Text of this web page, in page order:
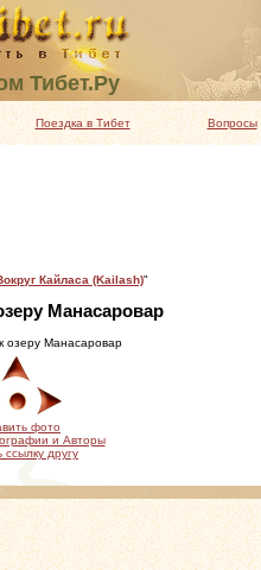
Тибет.Ру
Поездка в Тибет Вопросы
Кайласа (Kailash)"
Манасаровар
фото
и Авторы
ссылку другу